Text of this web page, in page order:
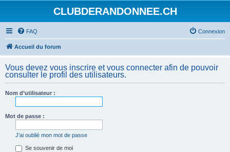
CLUBDERANDONNEE.CH
FAQ Connexion
Accueil du forum
Vous devez vous inscrire et vous connecter afin de pouvoir
consulter le profil des utilisateurs.
Nom d’utilisateur :
Mot de passe :
J’ai oublié mon mot de passe
Se souvenir de moi